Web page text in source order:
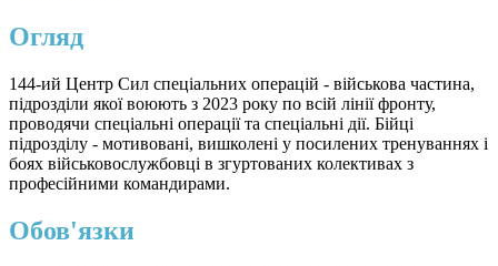
Огляд
144-ий Центр Сил спеціальних операцій - військова частина,
підрозділи якої воюють з 2023 року по всій лінії фронту,
проводячи спеціальні операції та спеціальні дії. Бійці
підрозділу - мотивовані, вишколені у посилених тренуваннях і
боях військовослужбовці в згуртованих колективах з
професійними командирами.
Обов'язки